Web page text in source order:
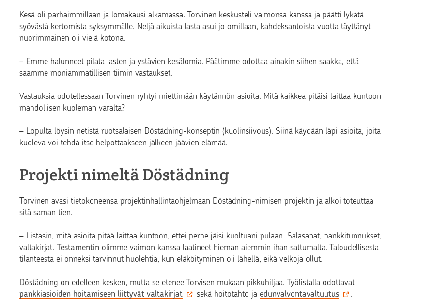
Kesä oli parhaimmillaan ja lomakausi alkamassa. Torvinen keskusteli vaimonsa kanssa ja päätti lykätä
syövästä kertomista syksymmälle. Neljä aikuista lasta asui jo omillaan, kahdeksantoista vuotta täyttänyt
nuorimmainen oli vielä kotona.
– Emme halunneet pilata lasten ja ystävien kesälomia. Päätimme odottaa ainakin siihen saakka, että
saamme moniammatillisen tiimin vastaukset.
Vastauksia odotellessaan Torvinen ryhtyi miettimään käytännön asioita. Mitä kaikkea pitäisi laittaa kuntoon
mahdollisen kuoleman varalta?
– Lopulta löysin netistä ruotsalaisen Döstädning-konseptin (kuolinsiivous). Siinä käydään läpi asioita, joita
kuoleva voi tehdä itse helpottaakseen jälkeen jäävien elämää.
Projekti nimeltä Döstädning
Torvinen avasi tietokoneensa projektinhallintaohjelmaan Döstädning-nimisen projektin ja alkoi toteuttaa
sitä saman tien.
– Listasin, mitä asioita pitää laittaa kuntoon, ettei perhe jäisi kuoltuani pulaan. Salasanat, pankkitunnukset,
valtakirjat.Testamentin olimme vaimon kanssa laatineet hieman aiemmin ihan sattumalta. Taloudellisesta
tilanteesta ei onneksi tarvinnut huolehtia, kun eläköityminen oli lähellä, eikä velkoja ollut.
Döstädning on edelleen kesken, mutta se etenee Torvisen mukaan pikkuhiljaa. Työlistalla odottavat
pankkiasioiden hoitamiseen liittyvät valtakirjat
sekä hoitotahto ja edunvalvontavaltuutus .